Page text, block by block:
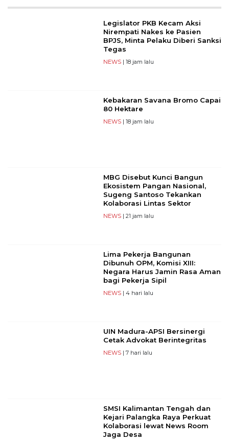
Legislator PKB Kecam Aksi
Nirempati Nakes ke Pasien
BPJS, Minta Pelaku Diberi Sanksi
Tegas
NEWS| 18 jam lalu
Kebakaran Savana Bromo Capai
80 Hektare
NEWS| 18 jam lalu
MBG Disebut Kunci Bangun
Ekosistem Pangan Nasional,
Sugeng Santoso Tekankan
Kolaborasi Lintas Sektor
NEWS| 21 jam lalu
Lima Pekerja Bangunan
Dibunuh OPM, Komisi XIII:
Negara Harus Jamin Rasa Aman
bagi Pekerja Sipil
NEWS| 4 hari lalu
UIN Madura-APSI Bersinergi
Cetak Advokat Berintegritas
NEWS| 7 hari lalu
SMSI Kalimantan Tengah dan
Kejari Palangka Raya Perkuat
Kolaborasi lewat News Room
Jaga Desa